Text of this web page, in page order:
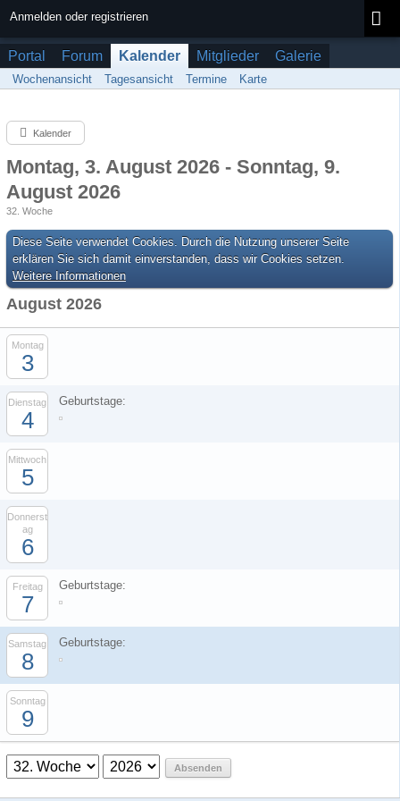
Anmelden oder registrieren
Portal Forum Kalender Mitglieder Galerie
Wochenansicht Tagesansicht Termine Karte
Kalender
Montag, 3. August 2026 - Sonntag, 9.
August 2026
32. Woche
Diese Seite verwendet Cookies. Durch die Nutzung unserer Seite
erklären Sie sich damit einverstanden, dass wir Cookies setzen.
Weitere Informationen
August 2026
Montag
3
Dienstag
4
Geburtstage:
Mittwoch
5
Donnerst
ag
6
Freitag
7
Geburtstage:
Samstag
8
Geburtstage:
Sonntag
9
Absenden